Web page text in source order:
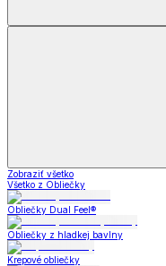
Zobraziť všetko
Všetko z Obliečky
Obliečky Dual Feel®
Obliečky z hladkej bavlny
Krepové obliečky